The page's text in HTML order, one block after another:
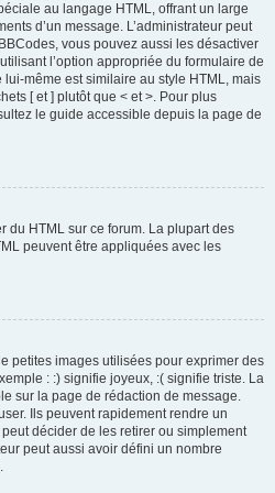
au langage HTML, offrant un large
d’un message. L’administrateur peut
vous pouvez aussi les désactiver
l’option appropriée du formulaire de
même est similaire au style HTML, mais
[ et ] plutôt que < et >. Pour plus
le guide accessible depuis la page de
du HTML sur ce forum. La plupart des
peuvent être appliquées avec les
petites images utilisées pour exprimer des
: :) signifie joyeux, :( signifie triste. La
sur la page de rédaction de message.
Ils peuvent rapidement rendre un
décider de les retirer ou simplement
peut aussi avoir défini un nombre